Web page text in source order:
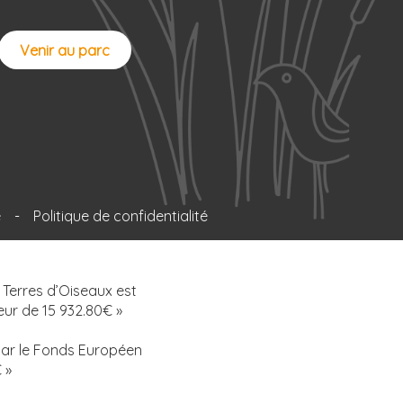
Venir au parc
- Politique de confidentialité
d’Oiseaux est
de 15 932.80€ »
le Fonds Européen
»